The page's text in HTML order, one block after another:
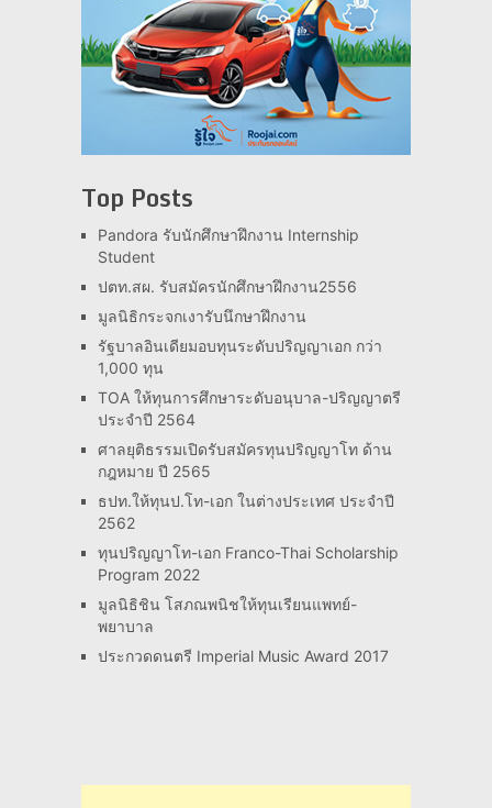
Top Posts
Pandora รับนักศึกษาฝึกงาน Internship
Student
ปตท.สผ. รับสมัครนักศึกษาฝึกงาน2556
มูลนิธิกระจกเงารับนึกษาฝึกงาน
รัฐบาลอินเดียมอบทุนระดับปริญญาเอก กว่า
1,000 ทุน
TOA ให้ทุนการศึกษาระดับอนุบาล-ปริญญาตรี
ประจำปี 2564
ศาลยุติธรรมเปิดรับสมัครทุนปริญญาโท ด้าน
กฎหมาย ปี 2565
ธปท.ให้ทุนป.โท-เอก ในต่างประเทศ ประจำปี
2562
ทุนปริญญาโท-เอก Franco-Thai Scholarship
Program 2022
มูลนิธิชิน โสภณพนิชให้ทุนเรียนแพทย์-
พยาบาล
ประกวดดนตรี Imperial Music Award 2017